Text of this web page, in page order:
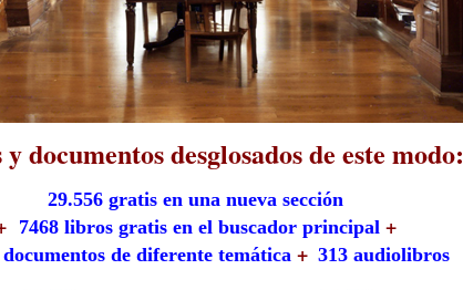
documentos desglosados de este modo:
29.556 gratis en una nueva sección
7468 libros gratis en el buscador principal+
documentos de diferente temática + 313 audiolibros